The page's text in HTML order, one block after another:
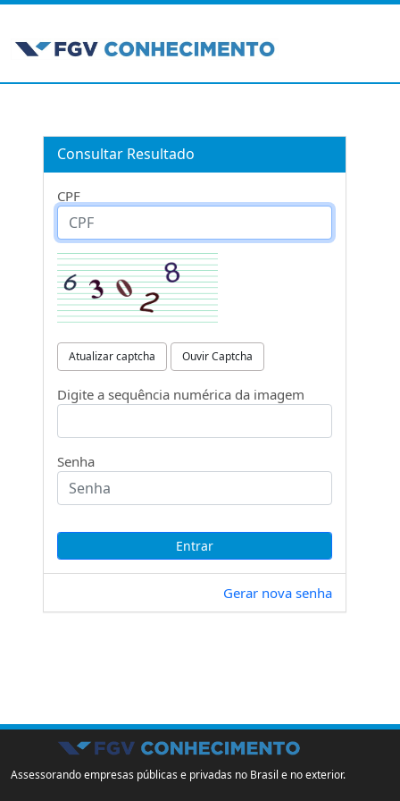
Consultar Resultado
CPF
Atualizar captcha Ouvir Captcha
Digite a sequência numérica da imagem
Senha
Gerar nova senha
Assessorando empresas públicas e privadas no Brasil e no exterior.